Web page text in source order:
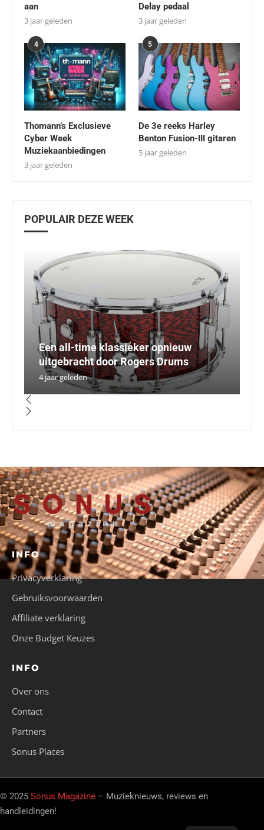
aan
3 jaar geleden
Delay pedaal
3 jaar geleden
4
Thomann’s Exclusieve
Cyber Week
Muziekaanbiedingen
3 jaar geleden
5
De 3e reeks Harley
Benton Fusion-III gitaren
5 jaar geleden
POPULAIR DEZE WEEK
Een all-time klassieker opnieuw
uitgebracht door Rogers Drums
4 jaar geleden
INFO
Privacyverklaring
Gebruiksvoorwaarden
Affiliate verklaring
Onze Budget Keuzes
INFO
Over ons
Contact
Partners
Sonus Places
© 2025 Sonus Magazine – Muzieknieuws, reviews en
handleidingen!